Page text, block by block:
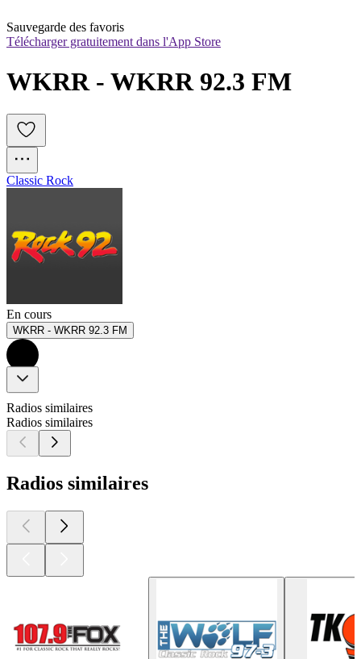
Sauvegarde des favoris
Télécharger gratuitement dans l'App Store
WKRR - WKRR 92.3 FM
Classic Rock
En cours
WKRR - WKRR 92.3 FM
Radios similaires
Radios similaires
Radios similaires